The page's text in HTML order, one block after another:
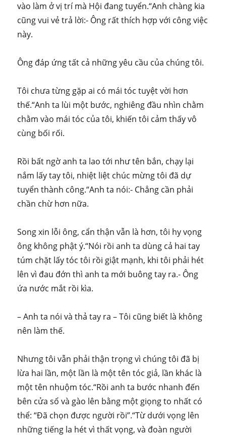
vào làm ở vị trí mà Hội đang tuyển.“Anh chàng kia
cũng vui vẻ trả lời:- Ông rất thích hợp với công việc
này.
Ông đáp ứng tất cả những yêu cầu của chúng tôi.
Tôi chưa từng gặp ai có mái tóc tuyệt vời hơn
thế.“Anh ta lùi một bước, nghiêng đầu nhìn chằm
chằm vào mái tóc của tôi, khiến tôi cảm thấy vô
cùng bối rối.
Rồi bất ngờ anh ta lao tới như tên bắn, chạy lại
nắm lấy tay tôi, nhiệt liệt chúc mừng tôi đã dự
tuyển thành công.“Anh ta nói:- Chẳng cần phải
chần chừ hơn nữa.
Song xin lỗi ông, cẩn thận vẫn là hơn, tôi hy vọng
ông không phật ý.“Nói rồi anh ta dùng cả hai tay
túm chặt lấy tóc tôi rồi giật mạnh, khi tôi phải hét
lên vì đau đớn thì anh ta mới buông tay ra.- Ông
ứa nước mắt rồi kìa.
– Anh ta nói và thả tay ra – Tôi cũng biết là không
nên làm thế.
Nhưng tôi vẫn phải thận trọng vì chúng tôi đã bị
lừa hai lần, một lần là một tên tóc giả, lần khác là
một tên nhuộm tóc.“Rồi anh ta bước nhanh đến
bên cửa sổ và gào lên bằng một giọng to nhất có
thể: “Đã chọn được người rồi”.“Từ dưới vọng lên
những tiếng la hét vì thất vọng, và đoàn người